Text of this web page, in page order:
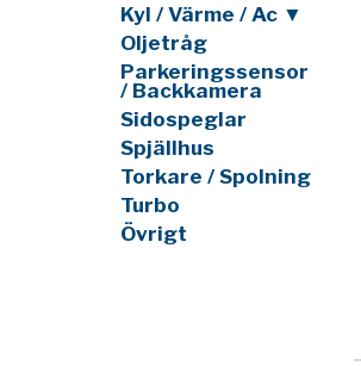
Kyl / Värme / Ac ▼
Oljetråg
Parkeringssensor
/ Backkamera
Sidospeglar
Spjällhus
Torkare / Spolning
Turbo
Övrigt